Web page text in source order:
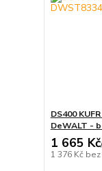
DS400
DeWALT -
1 665 Kč/
1 376 Kč bez